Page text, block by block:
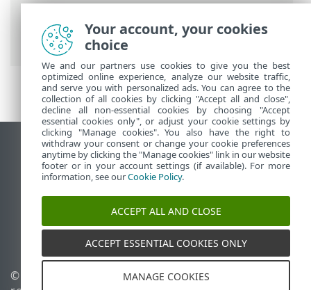
funktioner, der er tildelt medlem>Anti-
Theft>Enheder, der er beskyttet af Anti-
Theft> Aktivitet
Vis computerwebsted
End of Life
ESET-vidensbase
ESET Status Portal
Regional support
© 1992 - 2026 ESET, spol. s
Administrer cookies
Your account, your cookies
choice
We and our partners use cookies to give you the best
optimized online experience, analyze our website traffic,
and serve you with personalized ads. You can agree to the
collection of all cookies by clicking "Accept all and close",
decline all non-essential cookies by choosing "Accept
essential cookies only", or adjust your cookie settings by
clicking "Manage cookies". You also have the right to
withdraw your consent or change your cookie preferences
anytime by clicking the "Manage cookies" link in our website
footer or in your account settings (if available). For more
information, see ourCookie Policy.
ACCEPT ALL AND CLOSE
ACCEPT ESSENTIAL COOKIES ONLY
MANAGE COOKIES